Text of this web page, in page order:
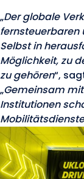
„Der globale
fernsteuerbaren
Selbst in
Möglichkeit, zu
zu gehören“,
„Gemeinsam
Institutionen
Mobilitätsdienste